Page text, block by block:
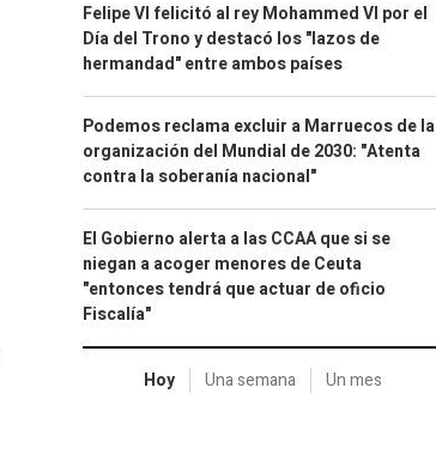
Felipe VI felicitó al rey Mohammed VI por el
Día del Trono y destacó los "lazos de
hermandad" entre ambos países
Podemos reclama excluir a Marruecos de la
organización del Mundial de 2030: "Atenta
contra la soberanía nacional"
El Gobierno alerta a las CCAA que si se
niegan a acoger menores de Ceuta
"entonces tendrá que actuar de oficio
Fiscalía"
Hoy Una semana Un mes